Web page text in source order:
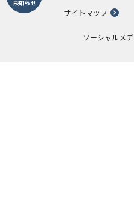
サイトマップ
ソーシャルメ
お知らせ